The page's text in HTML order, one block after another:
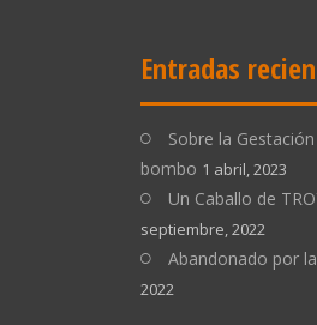
Entradas
Sobre la
bombo 1 abril, 2023
Un Caballo de
septiembre, 2022
Abandonado por
2022